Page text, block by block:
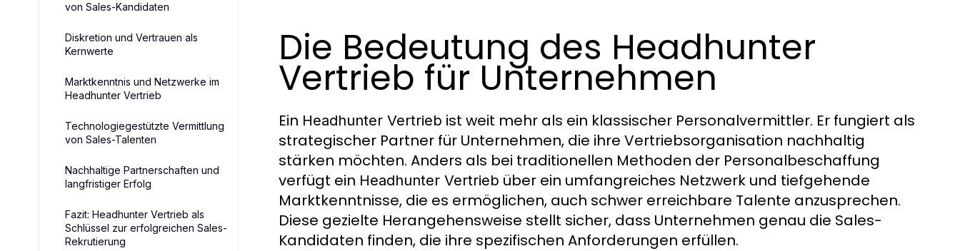
von Sales-Kandidaten
Diskretion und Vertrauen als
Kernwerte
Marktkenntnis und Netzwerke im
Headhunter Vertrieb
Technologiegestützte Vermittlung
von Sales-Talenten
Nachhaltige Partnerschaften und
langfristiger Erfolg
Fazit: Headhunter Vertrieb als
Schlüssel zur erfolgreichen Sales-
Rekrutierung
Die Bedeutung des Headhunter
Vertrieb für Unternehmen
Ein Headhunter Vertrieb ist weit mehr als ein klassischer Personalvermittler. Er fungiert als
strategischer Partner für Unternehmen, die ihre Vertriebsorganisation nachhaltig
stärken möchten. Anders als bei traditionellen Methoden der Personalbeschaffung
verfügt ein Headhunter Vertrieb über ein umfangreiches Netzwerk und tiefgehende
Marktkenntnisse, die es ermöglichen, auch schwer erreichbare Talente anzusprechen.
Diese gezielte Herangehensweise stellt sicher, dass Unternehmen genau die Sales-
Kandidaten finden, die ihre spezifischen Anforderungen erfüllen.